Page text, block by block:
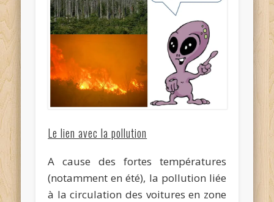
Le lien avec la pollution
A cause des fortes températures
(notamment en été), la pollution liée
à la circulation des voitures en zone